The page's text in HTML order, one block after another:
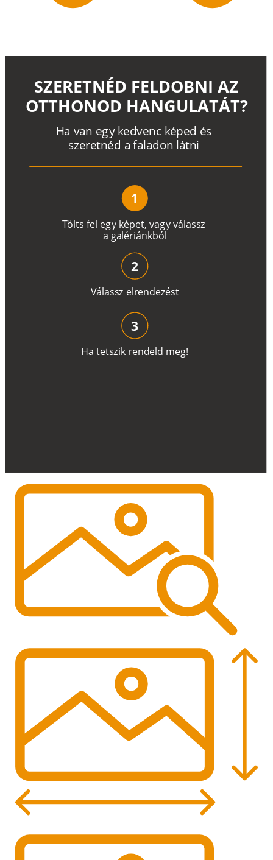
Tölts fel egy képet, vagyválassz
a galériánkból
Ha van egy kedvenc képed és
szeretnéd a faladon látni
SZERETNÉD FELDOBNI AZ
OTTHONOD HANGULATÁT?
1
Válassz elrendezést
2
Ha tetszik rendeld meg!
3